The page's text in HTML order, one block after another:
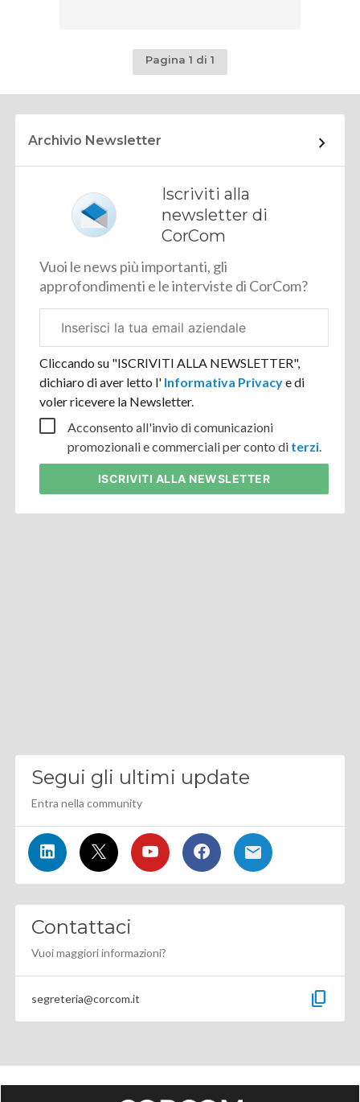
Pagina 1 di 1
Archivio Newsletter
Iscriviti alla
newsletter di
CorCom
Vuoi le news più importanti, gli
approfondimenti e le interviste di CorCom?
aziendale
Cliccando su "ISCRIVITI ALLA NEWSLETTER",
dichiaro di aver letto l' Informativa Privacye di
voler ricevere la Newsletter.
Acconsento all'invio di comunicazioni
promozionali e commerciali per conto di terzi
ISCRIVITI ALLA NEWSLETTER
Segui gli ultimi update
Entra nella community
Contattaci
Vuoi maggiori informazioni?
segreteria@corcom.it content_copy